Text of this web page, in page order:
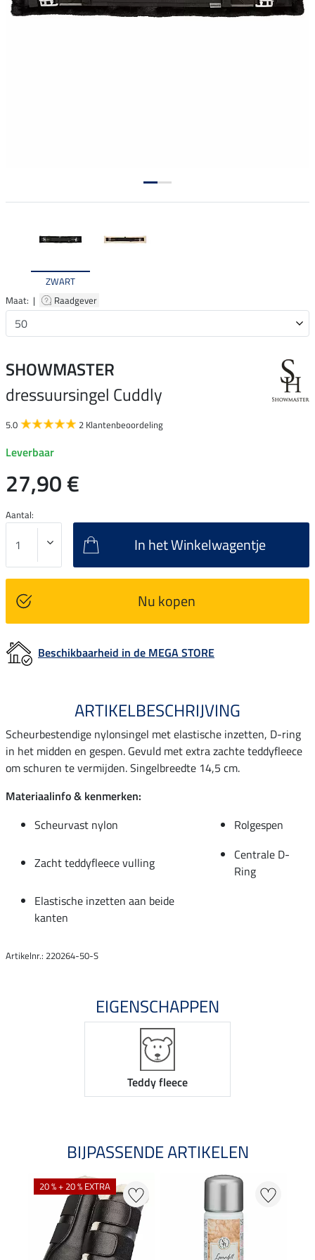
ZWART
Maat: |
Raadgever
SHOWMASTER
dressuursingel Cuddly
5.0 2 Klantenbeoordeling
Leverbaar
27,90 €
Aantal:
In het Winkelwagentje
Nu kopen
Beschikbaarheid in de MEGA STORE
ARTIKELBESCHRIJVING
Scheurbestendige nylonsingel met elastische inzetten, D-ring
in het midden en gespen. Gevuld met extra zachte teddyfleece
om schuren te vermijden. Singelbreedte 14,5 cm.
Materiaalinfo & kenmerken:
Scheurvast nylon
Rolgespen
Zacht teddyfleece vulling
Centrale D-
Ring
Elastische inzetten aan beide
kanten
Artikelnr.: 220264-50-S
EIGENSCHAPPEN
Teddy fleece
BIJPASSENDE ARTIKELEN
20 % + 20 % EXTRA